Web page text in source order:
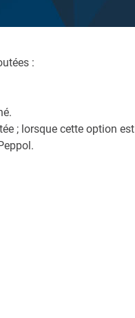
:
; lorsque cette option est